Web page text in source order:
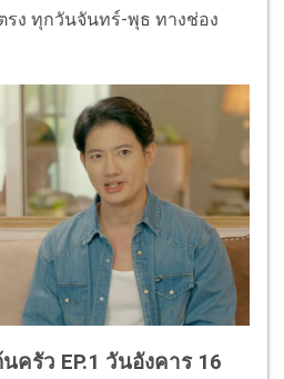
รง ทุกวันจันทร์-พุธ ทางช่อง
นครัว EP.1 วันอังคาร 16